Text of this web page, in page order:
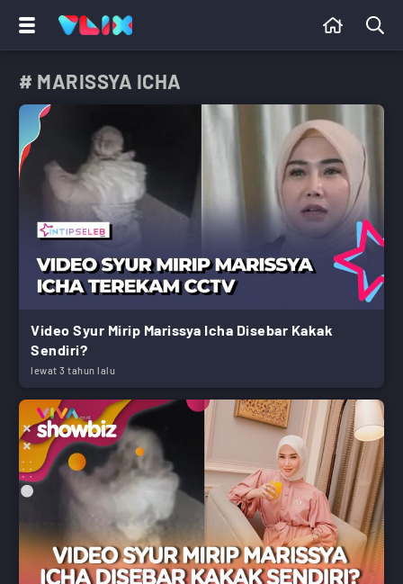
# MARISSYA ICHA
Video Syur Mirip Marissya Icha Disebar Kakak
Sendiri?
lewat 3 tahun lalu